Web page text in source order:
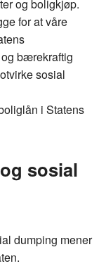
og boligkjøp.
for at våre
bærekraftig
sosial
i Statens
og sosial
dumping mener